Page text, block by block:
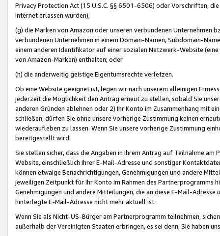
Privacy Protection Act (15 U.S.C. §§ 6501-6506) oder Vorschriften,
Internet erlassen wurden);
(g) die Marken von Amazon oder unseren verbundenen Unternehmen
verbundenen Unternehmen in einem Domain-Namen, Subdomain-
einem anderen Identifikator auf einer sozialen Netzwerk-Website
von Amazon-Marken) enthalten; oder
(h) die anderweitig geistige Eigentumsrechte verletzen.
Ob eine Website geeignet ist, legen wir nach unserem alleinigen
jederzeit die Möglichkeit den Antrag erneut zu stellen, sobald Sie
anderen Gründen ablehnen oder 2) Ihr Konto im Zusammenhang mit
schließen, dürfen Sie ohne unsere vorherige Zustimmung keinen
wiederaufleben zu lassen. Wenn Sie unsere vorherige Zustimmung
bereitgestellt wird.
Sie stellen sicher, dass die Angaben in Ihrem Antrag auf Teilnahme
Website, einschließlich Ihrer E-Mail-Adresse und sonstiger
können etwaige Benachrichtigungen, Genehmigungen und andere
jeweiligen Zeitpunkt für Ihr Konto im Rahmen des Partnerprogramms
Genehmigungen und andere Mitteilungen, die an diese E-Mail-
hinterlegte E-Mail-Adresse nicht mehr aktuell ist.
Wenn Sie als Nicht-US-Bürger am Partnerprogramm teilnehmen,
außerhalb der Vereinigten Staaten erbringen, es sei denn, Sie haben